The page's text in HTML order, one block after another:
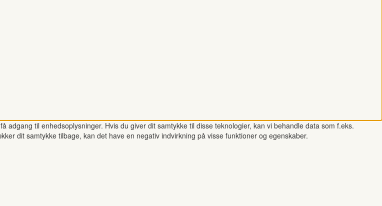
til enhedsoplysninger. Hvis du giver dit samtykke til disse teknologier, kan vi behandle data som f.eks.
dit samtykke tilbage, kan det have en negativ indvirkning på visse funktioner og egenskaber.